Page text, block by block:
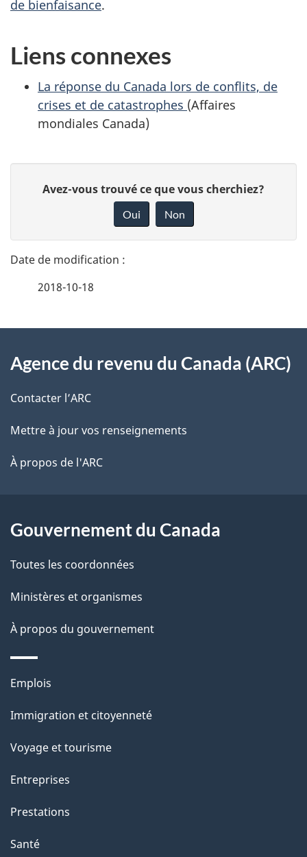
de bienfaisance.
Liens connexes
La réponse du Canada lors de conflits, de
crises et de catastrophes (Affaires
mondiales Canada)
t
a
l
s
l
a
a
g
e
n
o
t
r
e
é
t
a
t
i
n
s
u
r
c
t
t
a
Avez-vous trouvé ce que vous cherchiez?
Oui Non
2018-10-18
propos
de
ce
site
Agence du revenu du Canada (ARC)
Contacter l’ARC
Mettre à jour vos renseignements
À propos de l'ARC
Gouvernement du Canada
Toutes les coordonnées
Ministères et organismes
À propos du gouvernement
Thèmes
sujets
Emplois
Immigration et citoyenneté
Voyage et tourisme
Entreprises
Prestations
Santé